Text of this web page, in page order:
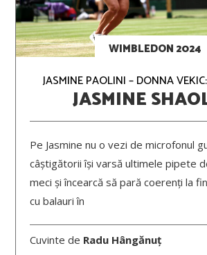
WIMBLEDON 2024
JASMINE PAOLINI – DONNA
JASMINE
Pe Jasmine nu o vezi de microfonul
câștigătorii își varsă ultimele pipete
meci și încearcă să pară coerenți la
cu balauri în
Cuvinte de Radu Hângănuț